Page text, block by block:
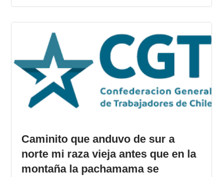
Caminito que anduvo de sur a
norte mi raza vieja antes que en la
montaña la pachamama se